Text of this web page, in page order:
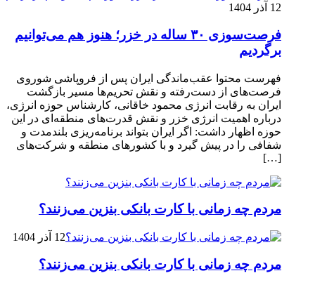
12 آذر 1404
فرصت‌سوزی ۳۰ ساله در خزر؛ هنوز هم می‌توانیم
برگردیم
فهرست محتوا عقب‌ماندگی ایران پس از فروپاشی شوروی
فرصت‌های از دست‌رفته و نقش تحریم‌ها مسیر بازگشت
ایران به رقابت انرژی محمود خاقانی، کارشناس حوزه انرژی،
درباره اهمیت انرژی خزر و نقش قدرت‌های منطقه‌ای در این
حوزه اظهار داشت: اگر ایران بتواند برنامه‌ریزی بلندمدت و
شفافی را در پیش گیرد و با کشورهای منطقه و شرکت‌های
[…]
مردم چه زمانی با کارت بانکی بنزین می‌زنند؟
12 آذر 1404
مردم چه زمانی با کارت بانکی بنزین می‌زنند؟